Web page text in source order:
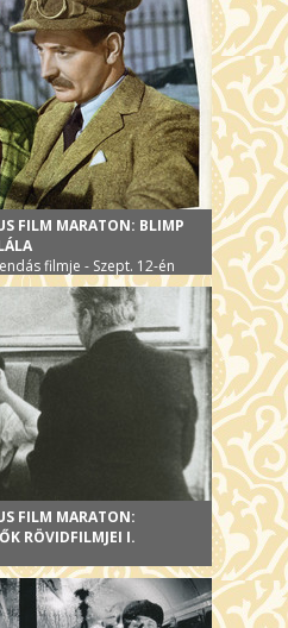
FILM MARATON: BLIMP
filmje - Szept. 12-én
FILM MARATON:
RÖVIDFILMJEI I.